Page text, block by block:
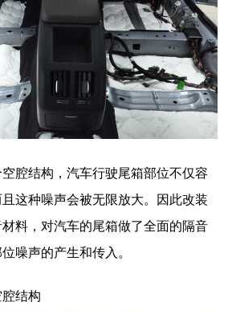
腔结构，汽车行驶尾箱部位不仅容
这种噪声会被无限放大。因此改装
料，对汽车的尾箱做了全面的隔音
噪声的产生和传入。
结构